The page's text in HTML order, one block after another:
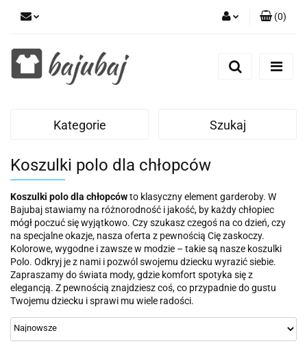
Zarejestruj się
(0)
Kategorie Szukaj
Koszulki polo dla chłopców
Koszulki polo dla chłopcówto klasyczny element garderoby. W
Bajubaj stawiamy na różnorodność i jakość, by każdy chłopiec
mógł poczuć się wyjątkowo. Czy szukasz czegoś na co dzień, czy
na specjalne okazje, nasza oferta z pewnością Cię zaskoczy.
Kolorowe, wygodne i zawsze w modzie – takie są nasze koszulki
Polo. Odkryj je z nami i pozwól swojemu dziecku wyrazić siebie.
Zapraszamy do świata mody, gdzie komfort spotyka się z
elegancją. Z pewnością znajdziesz coś, co przypadnie do gustu
Twojemu dziecku i sprawi mu wiele radości.